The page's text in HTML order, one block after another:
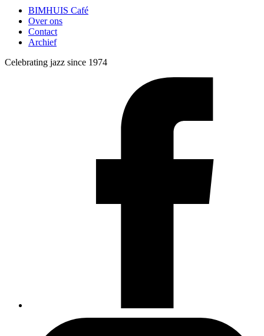
BIMHUIS Café
Over ons
Contact
Archief
Celebrating jazz since 1974